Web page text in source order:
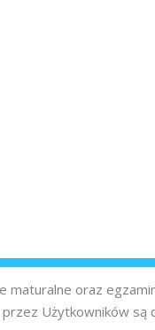
oraz
Użytkowników są